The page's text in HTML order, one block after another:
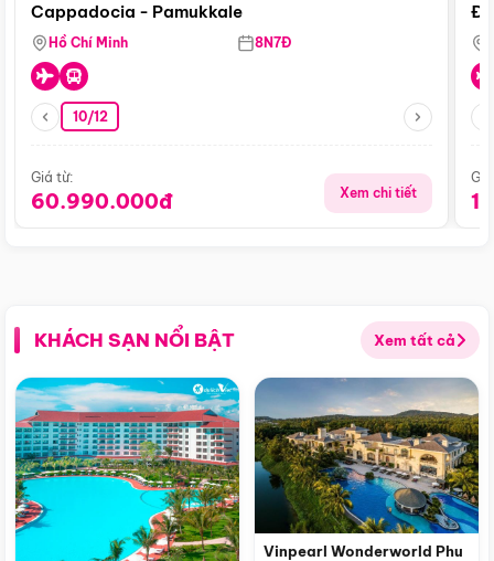
Cappadocia - Pamukkale
Hồ Chí Minh 8N7Đ
10/12
Giá từ:
60.990.000đ Xem chi tiết
KHÁCH SẠN NỔI BẬT Xem tất cả
Vinpearl Wonderworld Phu